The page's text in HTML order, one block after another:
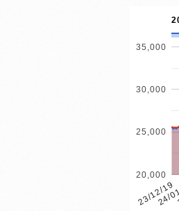
23/12/19
24/
20,000
25,000
30,000
35,000